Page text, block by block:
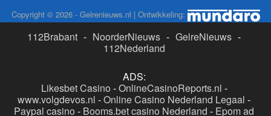
Copyright © 2026 - Gelrenieuws.nl | Ontwikkeling:
112Brabant - NoorderNieuws - GelreNieuws -
112Nederland
ADS:
Likesbet Casino -OnlineCasinoReports.nl -
www.volgdevos.nl -Online Casino Nederland Legaal -
Paypal casino - Booms.bet casino Nederland - Epom ad